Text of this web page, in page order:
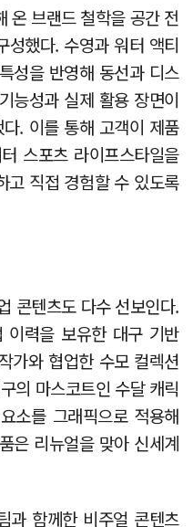
온 브랜드 철학을 공간 전
성했다. 수영과 워터 액티
성을 반영해 동선과 디스
능성과 실제 활용 장면이
. 이를 통해 고객이 제품
스포츠 라이프스타일을
고 직접 경험할 수 있도록
콘텐츠도 다수 선보인다.
이력을 보유한 대구 기반
가와 협업한 수모 컬렉션
의 마스코트인 수달 캐릭
소를 그래픽으로 적용해
은 리뉴얼을 맞아 신세계
과 함께한 비주얼 콘텐츠